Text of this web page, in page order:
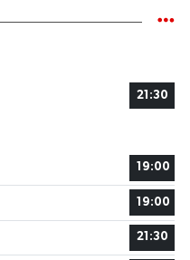
21:30
19:00
19:00
21:30